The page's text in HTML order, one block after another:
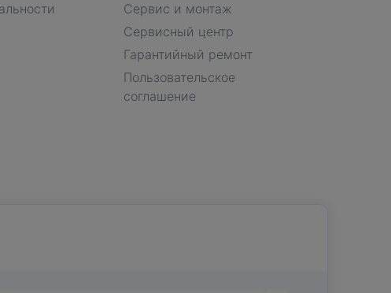
Сервис и монтаж
Сервисный центр
Гарантийный ремонт
Пользовательское
соглашение